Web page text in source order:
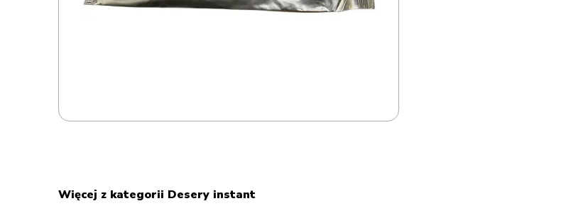
Więcej z kategorii Desery instant